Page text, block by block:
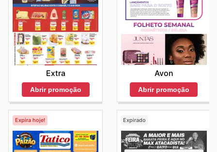
Extra
Abrir promoção
Avon
Abrir promoção
Expira hoje! Expirado